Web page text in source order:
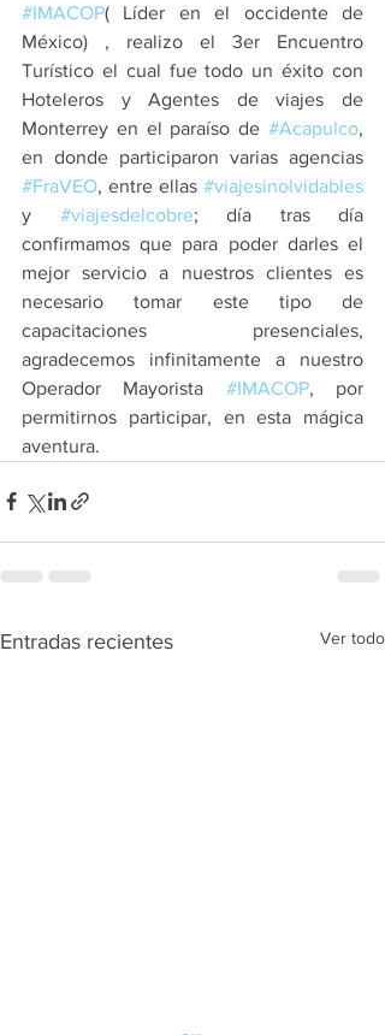
#IMACOP( Líder en el occidente de
México) , realizo el 3er Encuentro
Turístico el cual fue todo un éxito con
Hoteleros y Agentes de viajes de
Monterrey en el paraíso de #Acapulco,
#FraVEO, entre ellas #viajesinolvidables
y #viajesdelcobre; día tras día
confirmamos que para poder darles el
mejor servicio a nuestros clientes es
necesario tomar este tipo de
capacitaciones presenciales,
agradecemos infinitamente a nuestro
Operador Mayorista #IMACOP, por
permitirnos participar, en esta mágica
aventura.
Entradas recientes Ver todo